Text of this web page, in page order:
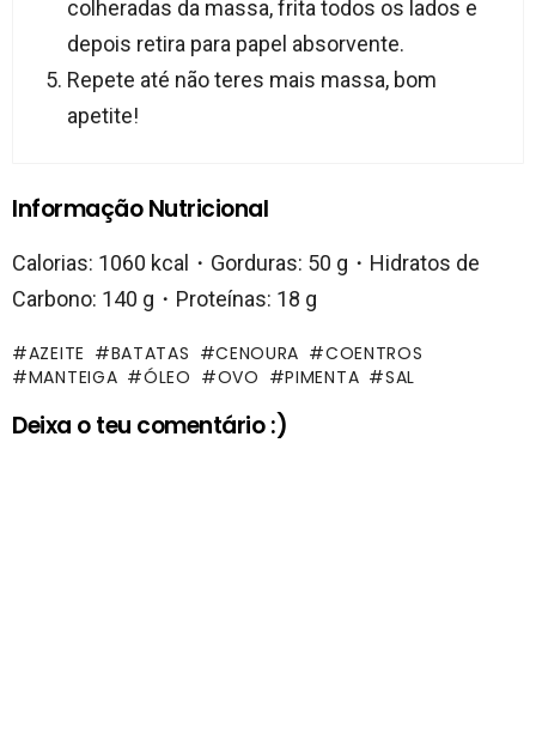
colheradas da massa, frita todos os lados e
depois retira para papel absorvente.
Repete até não teres mais massa, bom
apetite!
Informação Nutricional
Calorias: 1060 kcal・Gorduras: 50 g・Hidratos de
Carbono: 140 g・Proteínas: 18 g
AZEITE BATATAS CENOURA
COENTROS
MANTEIGA
ÓLEO OVO PIMENTA SAL
Deixa o teu comentário :)